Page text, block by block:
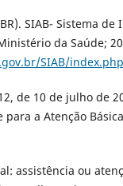
SIAB- Sistema de
da Saúde;
SIAB/
de 10 de julho de
a Atenção
assistência ou